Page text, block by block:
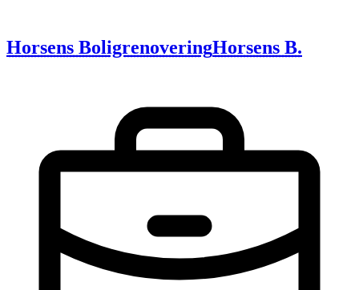
Horsens BoligrenoveringHorsens B.